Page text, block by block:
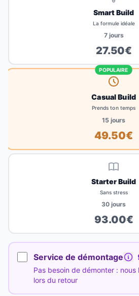
Smart Build
La formule idéale
7jours
27.50€
POPULAIRE
Casual Build
Prends ton temps
15jours
49.50€
Starter Build
Sans stress
30 jours
93.00€
Service de démontage
Pas besoin de démonter :
lors du retour